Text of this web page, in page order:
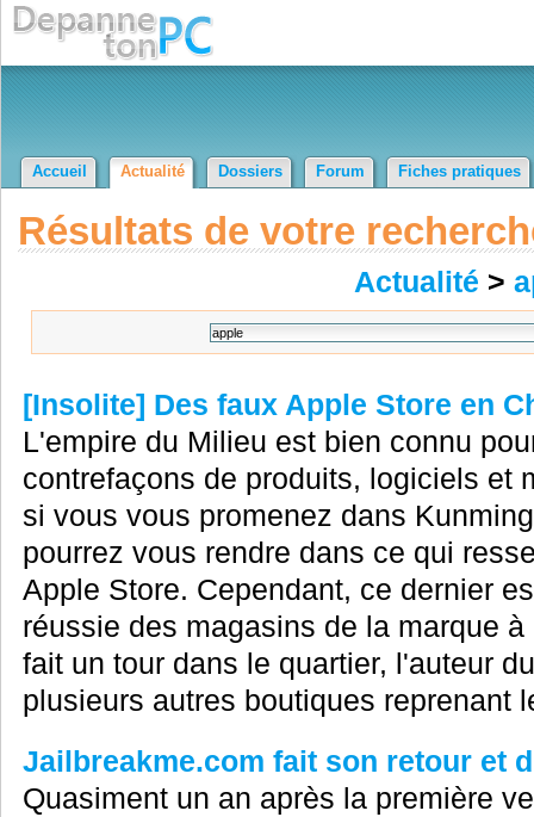
Accueil Actualité Dossiers Forum Fiches pratiques
Résultats de votre
Actualité >
[Insolite] Des faux Apple Store en
L'empire du Milieu est bien connu
contrefaçons de produits, logiciels et
si vous vous promenez dans
pourrez vous rendre dans ce qui
Apple Store. Cependant, ce dernier
réussie des magasins de la marque
fait un tour dans le quartier, l'auteur
plusieurs autres boutiques reprenant
Jailbreakme.com fait son retour et
Quasiment un an après la première